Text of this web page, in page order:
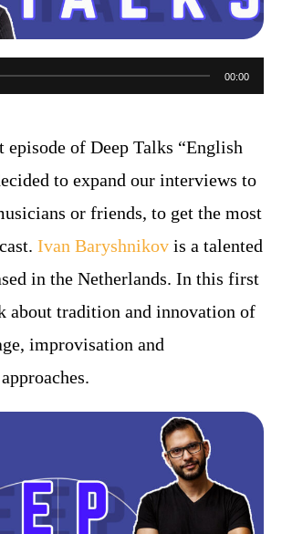
00:00
of Deep Talks “English
to expand our interviews to
or friends, to get the most
Ivan Baryshnikov is a talented
in the Netherlands. In this first
about tradition and innovation of
improvisation and